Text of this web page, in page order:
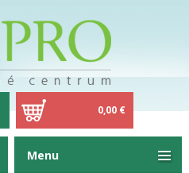
0,00 €
Menu